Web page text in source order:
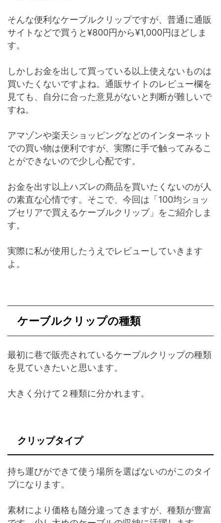
そんな便利なケーブルクリップですが、普通に通販
サイトなどで買うと¥800円から¥1,000円ほどしま
す。
しかしお金を出して買っている以上使えないものは
買いたくないですよね。通販サイトのレビュー欄を
見ても、自分に合った意見がないと判断が難しいで
すね。
アマゾンや楽天ショッピングなどのインターネット
での買い物は便利ですが、実際に手で触ってみるこ
とができないので少し心配です。
お金を出す以上ハズレの商品を買いたくないのが人
の素直な心情です。そこで、今回は「100均ショッ
プセリアで買えるケーブルクリップ」をご紹介しま
す。
実際に私が使用したうえでレビューしていきます
よ。
ケーブルクリップの種類
最初に巷で販売されているケーブルクリップの種類
を見ていきたいと思います。
大きく分けて２種類に分かれます。
クリップタイプ
持ち運びができて使う場所を選ばないのがこのタイ
プになります。
素材により価格も随分違ってきますが、種類が豊富